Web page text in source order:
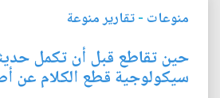
منوعات -تقارير منوعة
حين تقاطع قبل أن تكمل
سيكولوجية قطع الكلام عن